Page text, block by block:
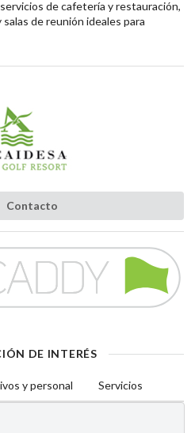
de cafetería y restauración,
de reunión ideales para
Contacto
DE INTERÉS
y personal Servicios